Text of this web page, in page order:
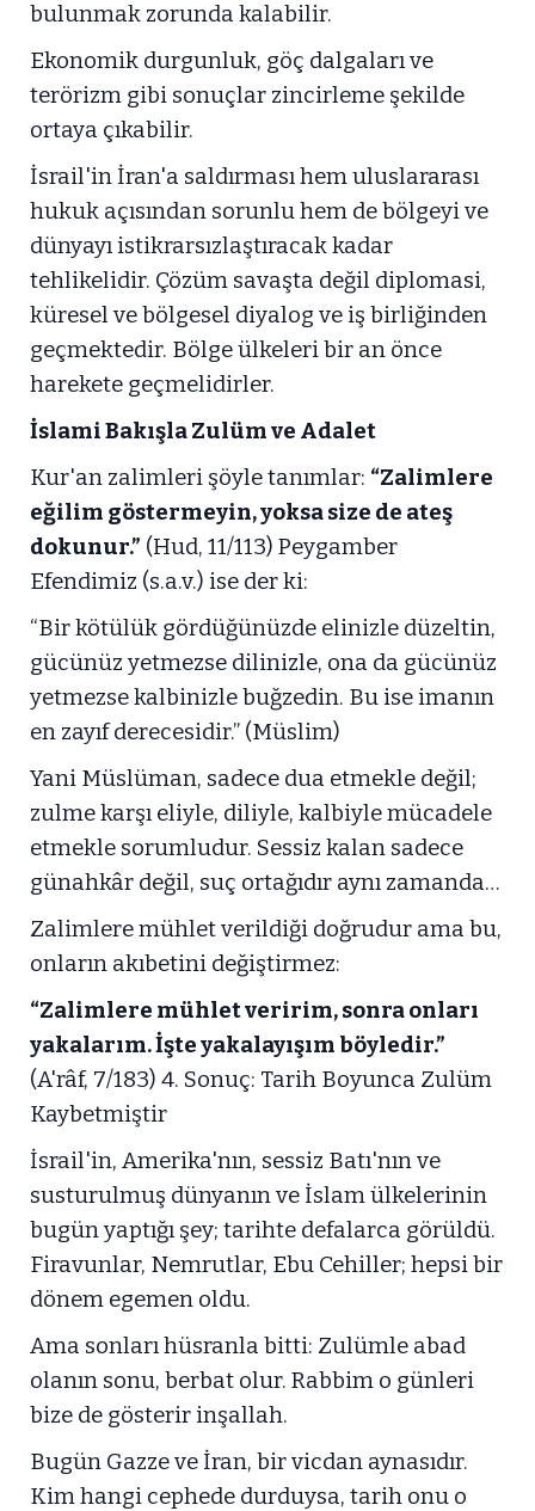
bulunmak zorunda kalabilir.
Ekonomik durgunluk, göç dalgaları ve
terörizm gibi sonuçlar zincirleme şekilde
ortaya çıkabilir.
İsrail'in İran'a saldırması hem uluslararası
hukuk açısından sorunlu hem de bölgeyi ve
dünyayı istikrarsızlaştıracak kadar
tehlikelidir. Çözüm savaşta değil diplomasi,
küresel ve bölgesel diyalog ve iş birliğinden
geçmektedir. Bölge ülkeleri bir an önce
harekete geçmelidirler.
İslami Bakışla Zulüm ve Adalet
Kur'an zalimleri şöyle tanımlar: “Zalimlere
eğilim göstermeyin, yoksa size de ateş
dokunur.” (Hud, 11/113) Peygamber
Efendimiz (s.a.v.) ise der ki:
“Bir kötülük gördüğünüzde elinizle düzeltin,
gücünüz yetmezse dilinizle, ona da gücünüz
yetmezse kalbinizle buğzedin. Bu ise imanın
en zayıf derecesidir.” (Müslim)
Yani Müslüman, sadece dua etmekle değil;
zulme karşı eliyle, diliyle, kalbiyle mücadele
etmekle sorumludur. Sessiz kalan sadece
günahkâr değil, suç ortağıdır aynı zamanda…
Zalimlere mühlet verildiği doğrudur ama bu,
onların akıbetini değiştirmez:
“Zalimlere mühlet veririm, sonra onları
yakalarım. İşte yakalayışım böyledir.”
(A'râf, 7/183) 4. Sonuç: Tarih Boyunca Zulüm
Kaybetmiştir
İsrail'in, Amerika'nın, sessiz Batı'nın ve
susturulmuş dünyanın ve İslam ülkelerinin
bugün yaptığı şey; tarihte defalarca görüldü.
Firavunlar, Nemrutlar, Ebu Cehiller; hepsi bir
dönem egemen oldu.
Ama sonları hüsranla bitti: Zulümle abad
olanın sonu, berbat olur. Rabbim o günleri
bize de gösterir inşallah.
Bugün Gazze ve İran, bir vicdan aynasıdır.
Kim hangi cephede durduysa, tarih onu o